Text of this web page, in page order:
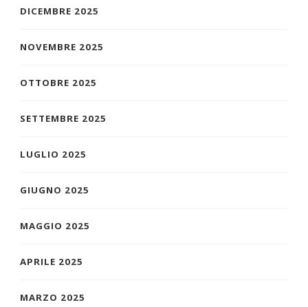
DICEMBRE 2025
NOVEMBRE 2025
OTTOBRE 2025
SETTEMBRE 2025
LUGLIO 2025
GIUGNO 2025
MAGGIO 2025
APRILE 2025
MARZO 2025